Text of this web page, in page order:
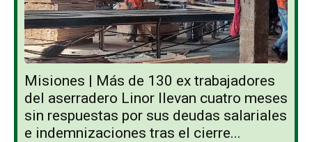
Misiones | Más de 130 ex trabajadores
del aserradero Linor llevan cuatro meses
sin respuestas por sus deudas salariales
e indemnizaciones tras el cierre...